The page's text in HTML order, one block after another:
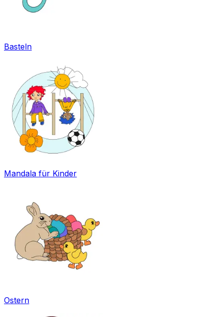
Basteln
Mandala für Kinder
Ostern